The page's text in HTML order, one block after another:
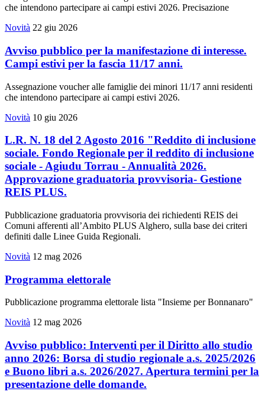
che intendono partecipare ai campi estivi 2026. Precisazione
Novità 22 giu 2026
Avviso pubblico per la manifestazione di interesse.
Campi estivi per la fascia 11/17 anni.
Assegnazione voucher alle famiglie dei minori 11/17 anni residenti
che intendono partecipare ai campi estivi 2026.
Novità 10 giu 2026
L.R. N. 18 del 2 Agosto 2016 "Reddito di inclusione
sociale. Fondo Regionale per il reddito di inclusione
sociale - Agiudu Torrau - Annualità 2026.
Approvazione graduatoria provvisoria- Gestione
REIS PLUS.
Pubblicazione graduatoria provvisoria dei richiedenti REIS dei
Comuni afferenti all’Ambito PLUS Alghero, sulla base dei criteri
definiti dalle Linee Guida Regionali.
Novità 12 mag 2026
Programma elettorale
Pubblicazione programma elettorale lista "Insieme per Bonnanaro"
Novità 12 mag 2026
Avviso pubblico: Interventi per il Diritto allo studio
anno 2026: Borsa di studio regionale a.s. 2025/2026
e Buono libri a.s. 2026/2027. Apertura termini per la
presentazione delle domande.